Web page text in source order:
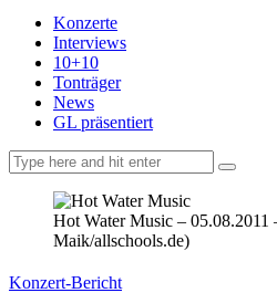
Konzerte
Interviews
10+10
Tonträger
News
GL präsentiert
Hot Water Music – 05.08.2011
Maik/allschools.de)
Konzert-Bericht